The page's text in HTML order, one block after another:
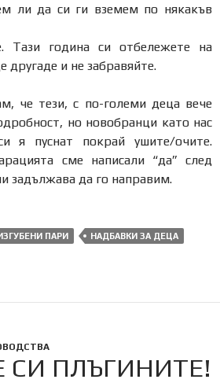
ли да си ги вземем по някакъв
Тази година си отбележете на
другаде и не забравяйте.
че тези, с по-големи деца вече
но новобранци като нас
я пуснат покрай ушите/очите.
сме написали “да” след
задължава да го направим.
ПАРИ
НАДБАВКИ ЗА ДЕЦА
СИ ПЛЪГИНИТЕ!